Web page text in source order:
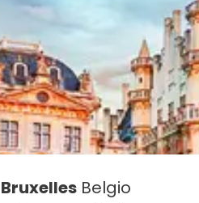
BruxellesBelgio